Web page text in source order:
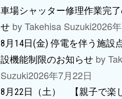
車場シャッター修理作業完
せ by Takehisa Suzuki2026
8月14日(金) 停電を伴う施設
設機能制限のお知らせ by
Suzuki2026年7月22日
8月22日（土） 【親子で楽